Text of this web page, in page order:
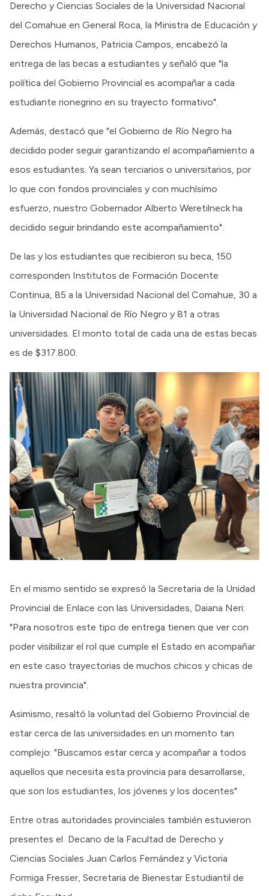
Derecho y Ciencias Sociales de la Universidad Nacional
del Comahue en General Roca, la Ministra de Educación y
Derechos Humanos, Patricia Campos, encabezó la
entrega de las becas a estudiantes y señaló que "la
política del Gobierno Provincial es acompañar a cada
estudiante rionegrino en su trayecto formativo".
Además, destacó que "el Gobierno de Río Negro ha
decidido poder seguir garantizando el acompañamiento a
esos estudiantes. Ya sean terciarios o universitarios, por
lo que con fondos provinciales y con muchísimo
esfuerzo, nuestro Gobernador Alberto Weretilneck ha
decidido seguir brindando este acompañamiento".
De las y los estudiantes que recibieron su beca, 150
corresponden Institutos de Formación Docente
Continua, 85 a la Universidad Nacional del Comahue, 30 a
la Universidad Nacional de Río Negro y 81 a otras
universidades. El monto total de cada una de estas becas
es de $317.800.
En el mismo sentido se expresó la Secretaria de la Unidad
Provincial de Enlace con las Universidades, Daiana Neri:
"Para nosotros este tipo de entrega tienen que ver con
poder visibilizar el rol que cumple el Estado en acompañar
en este caso trayectorias de muchos chicos y chicas de
nuestra provincia".
Asimismo, resaltó la voluntad del Gobierno Provincial de
estar cerca de las universidades en un momento tan
complejo: "Buscamos estar cerca y acompañar a todos
aquellos que necesita esta provincia para desarrollarse,
que son los estudiantes, los jóvenes y los docentes"
Entre otras autoridades provinciales también estuvieron
presentes el Decano de la Facultad de Derecho y
Ciencias Sociales Juan Carlos Fernández y Victoria
Formiga Fresser, Secretaria de Bienestar Estudiantil de